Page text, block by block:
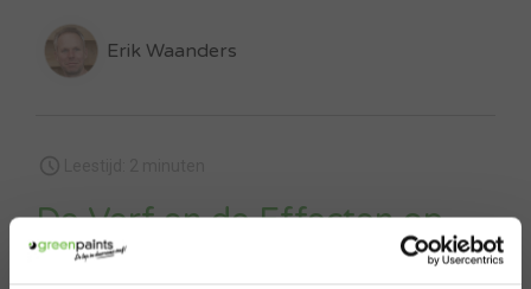
Erik Waanders
De Verf en de Effecten op
het Milieu